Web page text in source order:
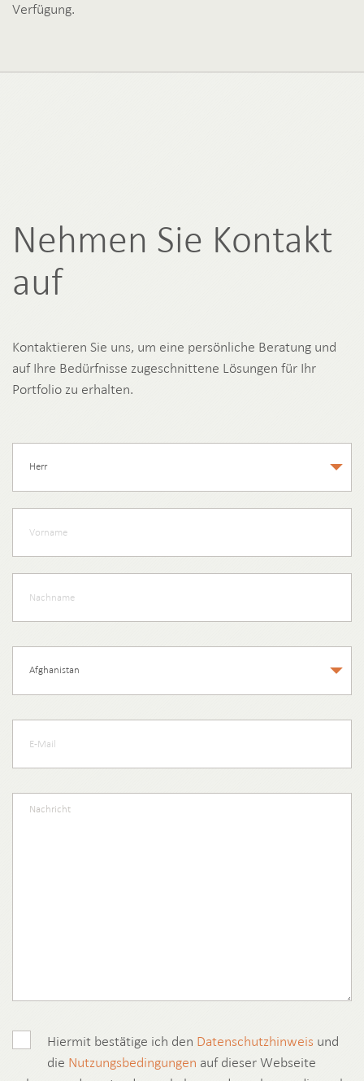
Verfügung.
Nehmen Sie Kontakt
auf
Kontaktieren Sie uns, um eine persönliche Beratung und
auf Ihre Bedürfnisse zugeschnittene Lösungen für Ihr
Portfolio zu erhalten.
Hiermit bestätige ich den Datenschutzhinweis und
die Nutzungsbedingungen auf dieser Webseite